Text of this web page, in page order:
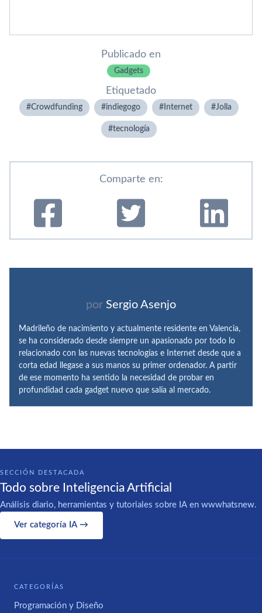
Publicado en
Gadgets
Etiquetado
Crowdfunding indiegogo Internet Jolla
tecnologí­a
Comparte en:
por Sergio Asenjo
Madrileño de nacimiento y actualmente residente en Valencia,
se ha considerado desde siempre un apasionado por todo lo
relacionado con las nuevas tecnologías e Internet desde que a
corta edad llegase a sus manos su primer ordenador. A partir
de ese momento ha sentido la necesidad de probar en
profundidad cada gadget nuevo que salía al mercado.
SECCIÓN DESTACADA
Todo sobre Inteligencia Artificial
Análisis diario, herramientas y tutoriales sobre IA en wwwhatsnew.
Ver categoría IA →
CATEGORÍAS
Programación y Diseño